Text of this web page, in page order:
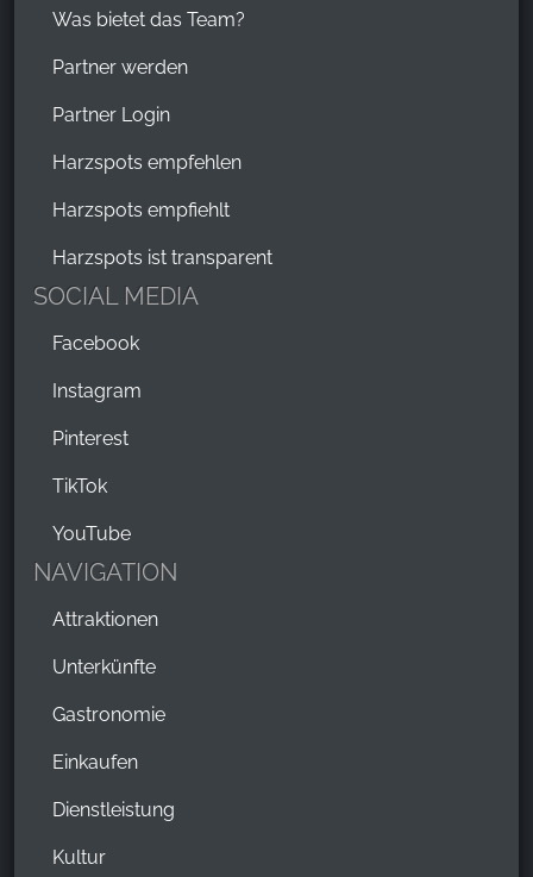
Was bietet das Team?
Partner werden
Partner Login
Harzspots empfehlen
Harzspots empfiehlt
Harzspots ist transparent
SOCIAL MEDIA
Facebook
Instagram
Pinterest
TikTok
YouTube
NAVIGATION
Attraktionen
Unterkünfte
Gastronomie
Einkaufen
Dienstleistung
Kultur